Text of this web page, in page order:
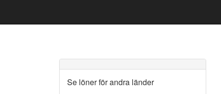
Se löner för andra länder